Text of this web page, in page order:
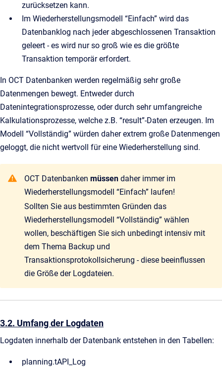
zurücksetzen kann.
Im Wiederherstellungsmodell “Einfach” wird das
Datenbanklog nach jeder abgeschlossenen Transaktion
geleert - es wird nur so groß wie es die größte
Transaktion temporär erfordert.
In OCT Datenbanken werden regelmäßig sehr große
Datenmengen bewegt. Entweder durch
Datenintegrationsprozesse, oder durch sehr umfangreiche
Kalkulationsprozesse, welche z.B. “result”-Daten erzeugen. Im
Modell “Vollständig” würden daher extrem große Datenmengen
geloggt, die nicht wertvoll für eine Wiederherstellung sind.
OCT Datenbanken müssen daher immer im
Wiederherstellungsmodell “Einfach” laufen!
Sollten Sie aus bestimmten Gründen das
Wiederherstellungsmodell “Vollständig” wählen
wollen, beschäftigen Sie sich unbedingt intensiv mit
dem Thema Backup und
Transaktionsprotokollsicherung - diese beeinflussen
die Größe der Logdateien.
3.2. Umfang der Logdaten
Logdaten innerhalb der Datenbank entstehen in den Tabellen:
planning.tAPI_Log